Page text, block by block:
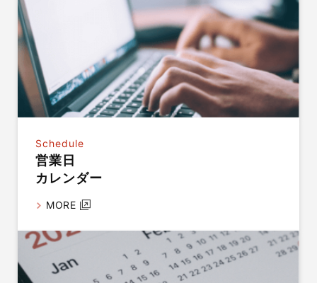
Schedule
営業日
カレンダー
MORE